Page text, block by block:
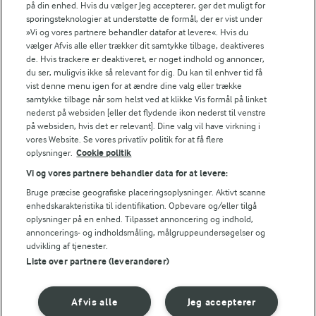
Energiindhold:
239 kJ / 57 kcal
Energifordeling
ENERGI PR 100 G
Fiber:
1,2 g
Fedt:
1,6 g
Kulhydrat:
Chateaubriand og bagte hvidløg
på din enhed. Hvis du vælger Jeg accepterer, gør det muligt for
sporingsteknologier at understøtte de formål, der er vist under
»Vi og vores partnere behandler datafor at levere«. Hvis du
vælger Afvis alle eller trækker dit samtykke tilbage, deaktiveres
de. Hvis trackere er deaktiveret, er noget indhold og annoncer,
du ser, muligvis ikke så relevant for dig. Du kan til enhver tid få
vist denne menu igen for at ændre dine valg eller trække
samtykke tilbage når som helst ved at klikke Vis formål på linket
nederst på websiden [eller det flydende ikon nederst til venstre
på websiden, hvis det er relevant]. Dine valg vil have virkning i
vores Website. Se vores privatliv politik for at få flere
oplysninger. Cookie politik
Vi og vores partnere behandler data for at levere:
Bruge præcise geografiske placeringsoplysninger. Aktivt scanne
enhedskarakteristika til identifikation. Opbevare og/eller tilgå
oplysninger på en enhed. Tilpasset annoncering og indhold,
annoncerings- og indholdsmåling, målgruppeundersøgelser og
udvikling af tjenester.
Liste over partnere (leverandører)
Jeg accepterer
Afvis alle